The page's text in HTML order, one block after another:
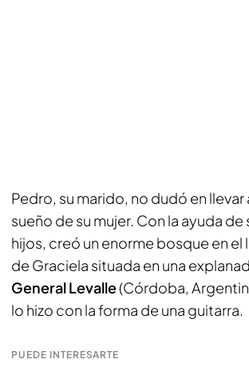
Pedro, su marido, no dudó en llevar
sueño de su mujer. Con la ayuda de
hijos, creó un enorme bosque en el
de Graciela situada en una
General Levalle(Córdoba,
lo hizo con la forma de una guitarra.
PUEDE INTERESARTE